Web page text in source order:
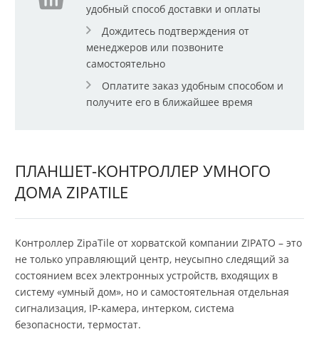
удобный способ доставки и оплаты
Дождитесь подтверждения от
менеджеров или позвоните
самостоятельно
Оплатите заказ удобным способом и
получите его в ближайшее время
ПЛАНШЕТ-КОНТРОЛЛЕР УМНОГО
ДОМА ZIPATILE
Контроллер ZipaTile от хорватской компании ZIPATO – это
не только управляющий центр, неусыпно следящий за
состоянием всех электронных устройств, входящих в
систему «умный дом», но и самостоятельная отдельная
сигнализация, IP-камера, интерком, система
безопасности, термостат.